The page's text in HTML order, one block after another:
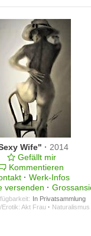
– Auswahl
Wife" · 2014
Gefällt mir
Kommentieren
· Werk-Infos
versenden ·
In Privatsammlung
Erotik: Akt Frau · Naturalismus